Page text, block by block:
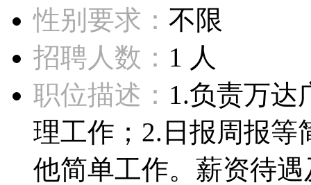
性别要求： 不限
招聘人数： 1 人
职位描述： 1.负责万达
理工作；2.日报周报等
他简单工作。薪资待